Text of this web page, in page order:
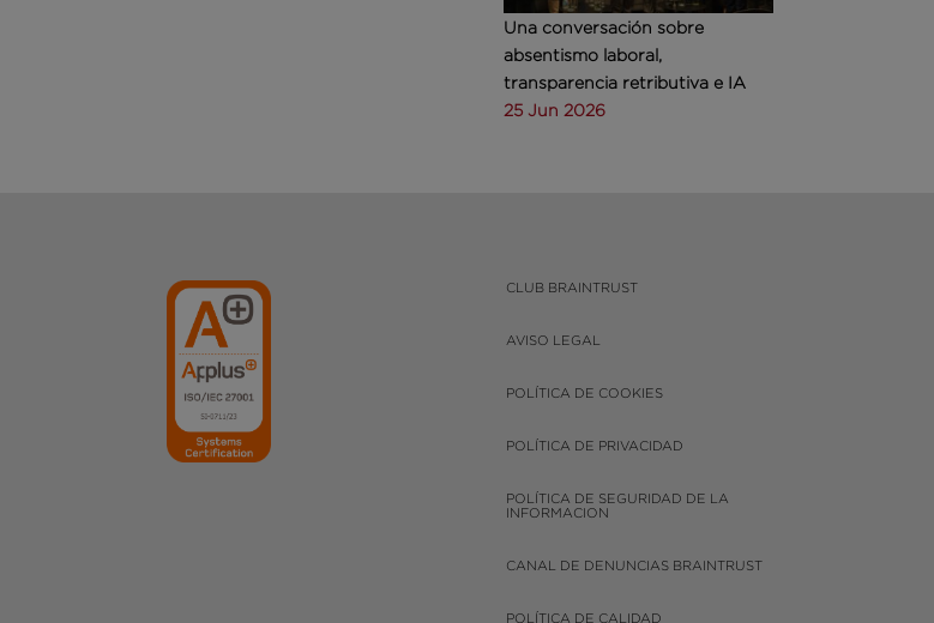
Una conversación sobre
absentismo laboral,
transparencia retributiva e IA
25 Jun 2026
CLUB BRAINTRUST
AVISO LEGAL
POLÍTICA DE COOKIES
POLÍTICA DE PRIVACIDAD
POLÍTICA DE SEGURIDAD DE LA
INFORMACION
CANAL DE DENUNCIAS BRAINTRUST
POLÍTICA DE CALIDAD